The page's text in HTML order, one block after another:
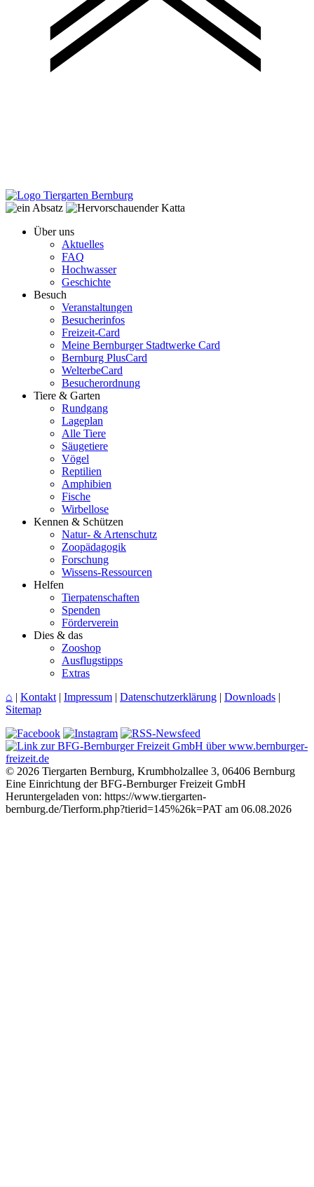
Über uns
Aktuelles
FAQ
Hochwasser
Geschichte
Besuch
Veranstaltungen
Besucherinfos
Freizeit-Card
Meine Bernburger Stadtwerke Card
Bernburg PlusCard
WelterbeCard
Besucherordnung
Tiere & Garten
Rundgang
Lageplan
Alle Tiere
Säugetiere
Vögel
Reptilien
Amphibien
Fische
Wirbellose
Kennen & Schützen
Natur- & Artenschutz
Zoopädagogik
Forschung
Wissens-Ressourcen
Helfen
Tierpatenschaften
Spenden
Förderverein
Dies & das
Zooshop
Ausflugstipps
Extras
⌂ | Kontakt | Impressum | Datenschutzerklärung | Downloads |
Sitemap
© 2026 Tiergarten Bernburg, Krumbholzallee 3, 06406 Bernburg
Eine Einrichtung der BFG-Bernburger Freizeit GmbH
Heruntergeladen von: https://www.tiergarten-
bernburg.de/Tierform.php?tierid=145%26k=PAT am 06.08.2026